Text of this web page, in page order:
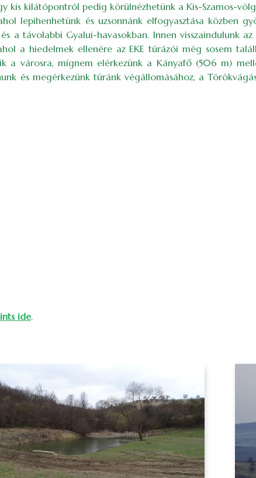
kis kilátópontról pedig körülnézhetünk a Kis-Szamos-
lepihenhetünk és uzsonnánk elfogyasztása közben
a távolabbi Gyalui-havasokban. Innen visszaindulunk
a hiedelmek ellenére az EKE túrázói még sosem
a városra, mígnem elérkezünk a Kányafő (506 m)
és megérkezünk túránk végállomásához, a
ide.